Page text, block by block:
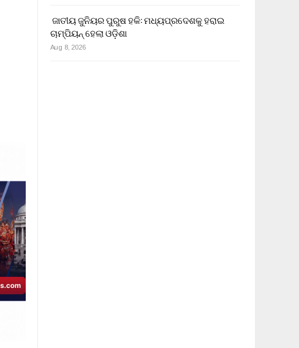
ଜାତୀୟ ଜୁନିୟର ପୁରୁଷ ହକି: ମଧ୍ୟପ୍ରଦେଶକୁ ହରାଇ
ଚାମ୍ପିୟନ୍ ହେଲା ଓଡ଼ିଶା
Aug 8, 2026